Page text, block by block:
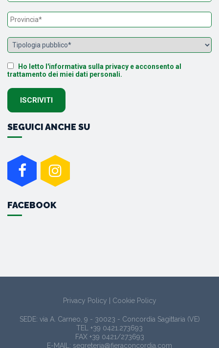
Ho letto l'informativa sulla privacy e acconsento al
trattamento dei miei dati personali.
SEGUICI ANCHE SU
FACEBOOK
Privacy Policy Cookie Policy
SEDE: via A. Carneo, 9 - 30023 - Concordia Sagittaria (VE)
TEL +39 0421.273693
FAX +39 0421/273693
E-MAIL: segreteria@fieraconcordia.com